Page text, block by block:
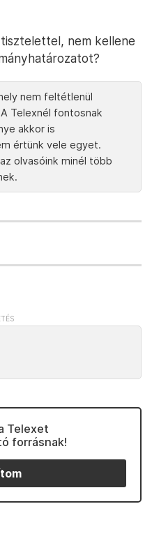
nem kellene
nem feltétlenül
Telexnél fontosnak
akkor is
értünk vele egyet.
olvasóink minél több
Telexet
forrásnak!